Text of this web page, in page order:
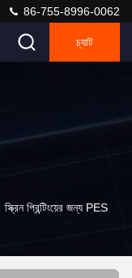
86-755-8996-0062
চ্যাট
স্ক্রিন প্রিন্টিংয়ের জন্য PES